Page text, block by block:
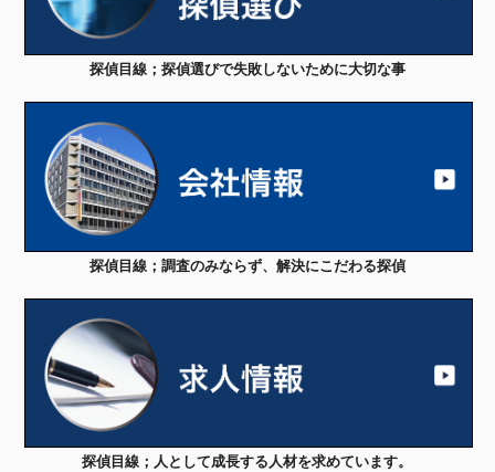
探偵目線；探偵選びで失敗しないために大切な事
探偵目線；調査のみならず、解決にこだわる探偵
探偵目線；人として成長する人材を求めています。